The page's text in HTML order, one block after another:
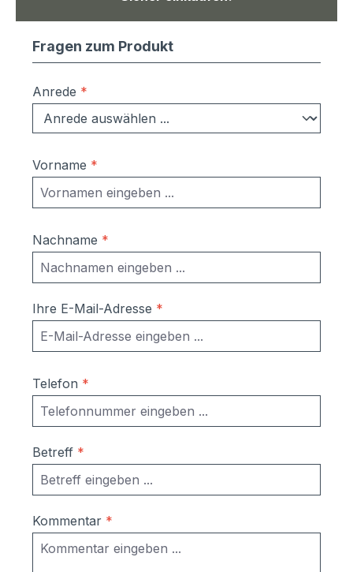
Fragen zum Produkt
Anrede *
Vorname *
Nachname *
Ihre E-Mail-Adresse *
Telefon *
Betreff *
Kommentar *